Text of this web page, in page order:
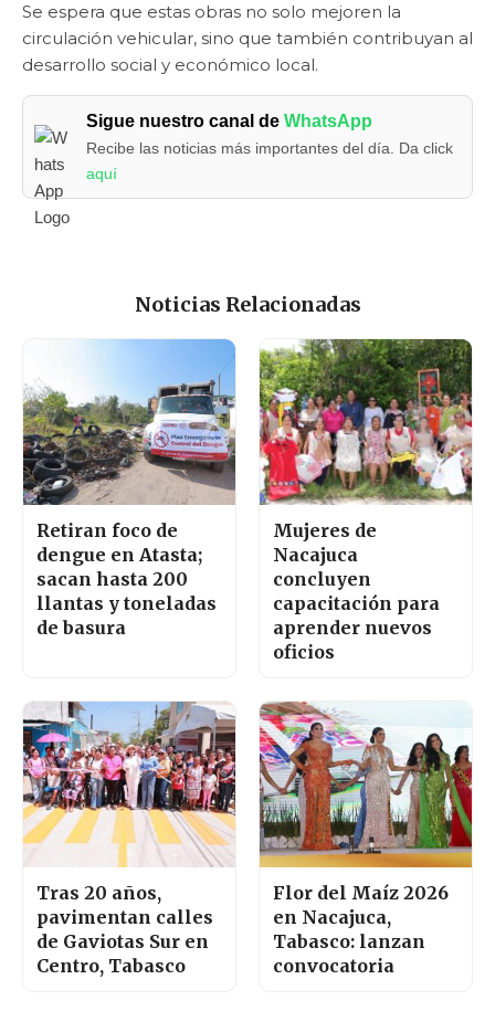
Se espera que estas obras no solo mejoren la
circulación vehicular, sino que también contribuyan al
desarrollo social y económico local.
Sigue nuestro canal deWhatsApp
Recibe las noticias más importantes del día. Da click
aquí
Noticias Relacionadas
Retiran foco de
dengue en Atasta;
sacan hasta 200
llantas y toneladas
de basura
Mujeres de
Nacajuca
concluyen
capacitación para
aprender nuevos
oficios
Tras 20 años,
pavimentan calles
de Gaviotas Sur en
Centro, Tabasco
Flor del Maíz 2026
en Nacajuca,
Tabasco: lanzan
convocatoria